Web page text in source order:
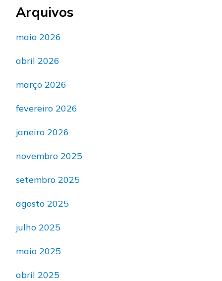
Arquivos
maio 2026
abril 2026
março 2026
fevereiro 2026
janeiro 2026
novembro 2025
setembro 2025
agosto 2025
julho 2025
maio 2025
abril 2025